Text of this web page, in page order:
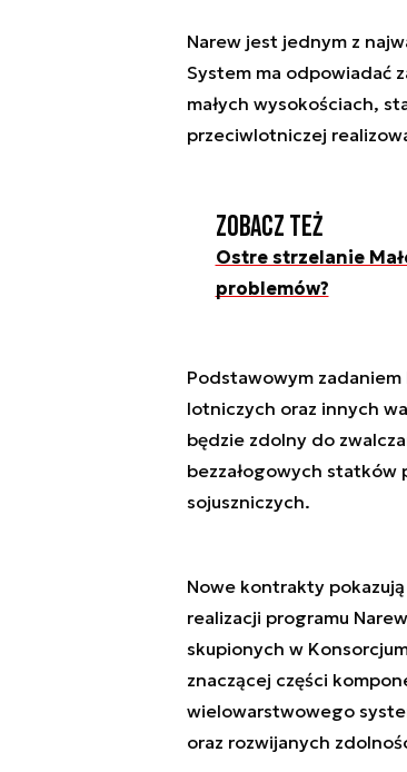
Narew jest jednym z
System ma odpowiadać
małych wysokościach,
przeciwlotniczej
Zobacz też
Ostre strzelanie
problemów?
Podstawowym
lotniczych oraz innych
będzie zdolny do
bezzałogowych statków
sojuszniczych.
Nowe kontrakty
realizacji programu
skupionych w
znaczącej części
wielowarstwowego
oraz rozwijanych